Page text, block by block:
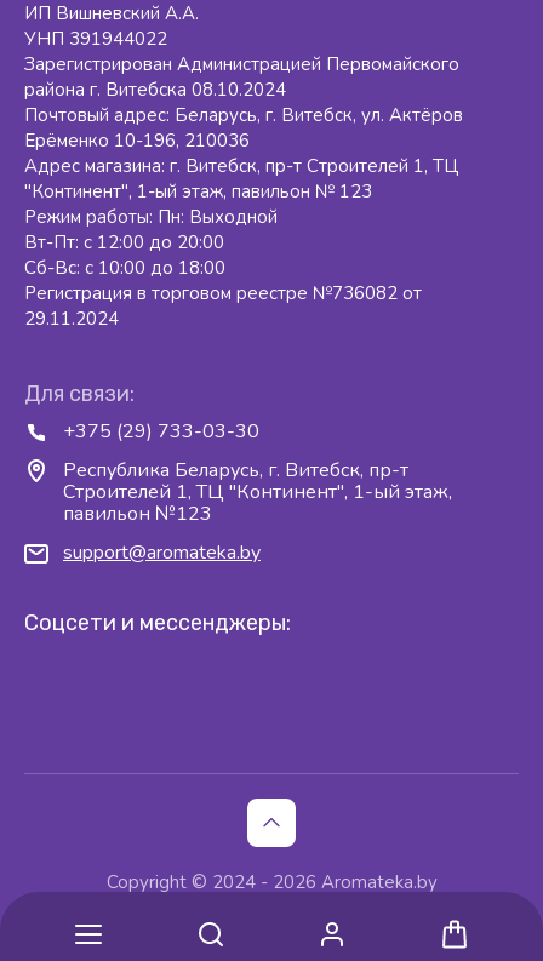
Для связи:
+375 (29) 733-03-30
Республика Беларусь, г. Витебск, пр-т
Строителей 1, ТЦ "Континент", 1-ый этаж,
павильон №123
support@aromateka.by
Соцсети и мессенджеры:
ИП Вишневский А.А.
УНП 391944022
Зарегистрирован Администрацией Первомайского
района г. Витебска 08.10.2024
Почтовый адрес: Беларусь, г. Витебск, ул. Актёров
Ерёменко 10-196, 210036
Адрес магазина: г. Витебск, пр-т Строителей 1, ТЦ
"Континент", 1-ый этаж, павильон № 123
Режим работы: Пн: Выходной
Вт-Пт: с 12:00 до 20:00
Сб-Вс: с 10:00 до 18:00
Регистрация в торговом реестре №736082 от
29.11.2024
Copyright © 2024 - 2026 Aromateka.by